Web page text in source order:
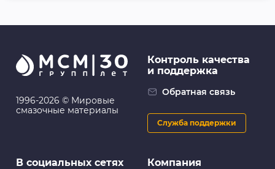
1996-2026 © Мировые
смазочные материалы
Компания
Контроль качества
и поддержка
Обратная связь
Служба поддержки
В социальных сетях